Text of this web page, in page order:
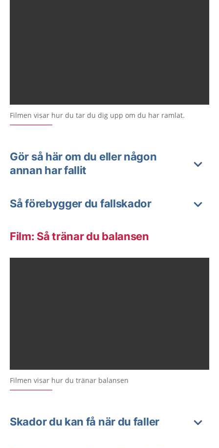
Filmen visar hur du tar du dig upp om du har ramlat.
Gör så här om du eller någon
annan har fallit
Så förebygger du fallskador
Film: Så tränar du balansen
Filmen visar hur du tränar balansen
Skador du kan få när du faller